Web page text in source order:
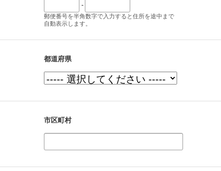
-
郵便番号を半角数字で入力すると住所を途中まで
自動表示します。
都道府県
市区町村